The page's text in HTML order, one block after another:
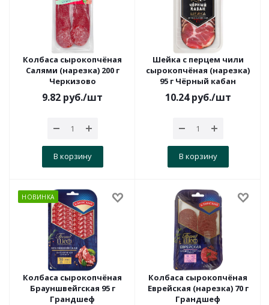
Колбаса сырокопчёная
Салями (нарезка) 200 г
Черкизово
9.82 руб./шт
В корзину
Шейка с перцем чили
сырокопчёная (нарезка)
95 г Чёрный кабан
10.24руб./шт
В корзину
НОВИНКА
Колбаса сырокопчёная
Брауншвейгская 95 г
Грандшеф
Колбаса сырокопчёная
Еврейская (нарезка) 70 г
Грандшеф